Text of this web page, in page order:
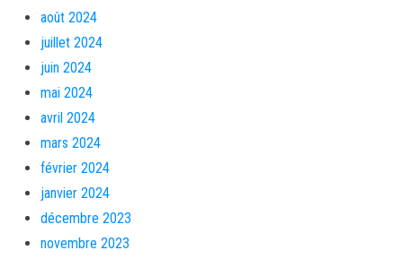
août 2024
juillet 2024
juin 2024
mai 2024
avril 2024
mars 2024
février 2024
janvier 2024
décembre 2023
novembre 2023